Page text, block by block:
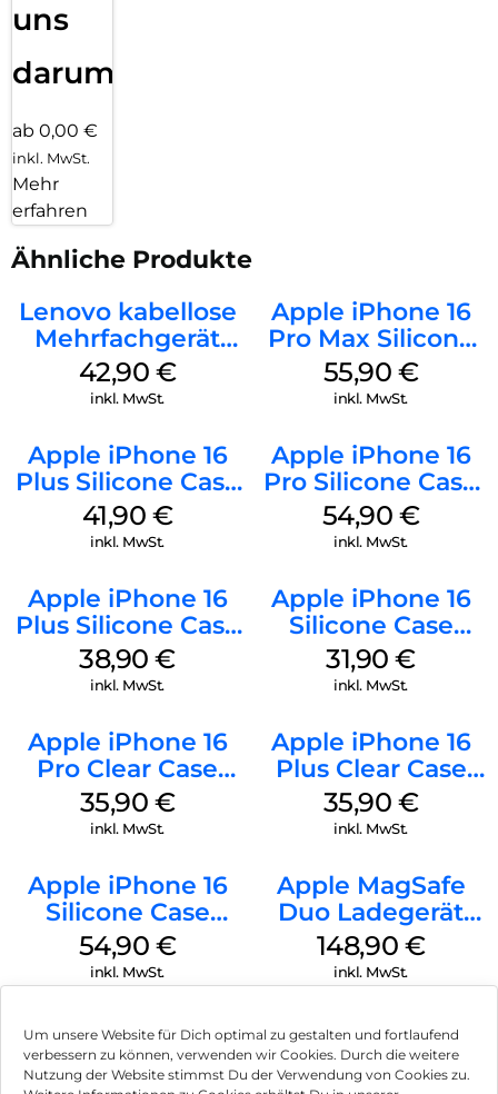
Um unsere Website für Dich optimal zu gestalten und fortlaufend
verbessern zu können, verwenden wir Cookies. Durch die weitere
Nutzung der Website stimmst Du der Verwendung von Cookies zu.
uns
darum!
ab 0,00 €
inkl. MwSt.
Mehr
erfahren
Ähnliche Produkte
Lenovo kabellose
Mehrfachgerät
Luna Grey
42,90 €
inkl. MwSt.
Apple iPhone 16
Pro Max Silicone
Case MagSafe
Stone Gray
55,90 €
inkl. MwSt.
Apple iPhone 16
Plus Silicone Case
MagSafe Stone
Gray
41,90 €
inkl. MwSt.
Apple iPhone 16
Pro Silicone Case
MagSafe Black
54,90 €
inkl. MwSt.
Apple iPhone 16
Plus Silicone Case
MagSafe Denim
38,90€
inkl. MwSt.
Apple iPhone 16
Silicone Case
MagSafe Fuchsia
31,90€
inkl. MwSt.
Apple iPhone 16
Pro Clear Case
MagSafe
Transparent
35,90 €
inkl. MwSt.
Apple iPhone 16
Plus Clear Case
MagSafe
Transparent
35,90 €
inkl. MwSt.
Apple iPhone 16
Silicone Case
MagSafe Black
54,90 €
inkl. MwSt.
Apple MagSafe
Duo Ladegerät
Weiß
148,90 €
inkl. MwSt.